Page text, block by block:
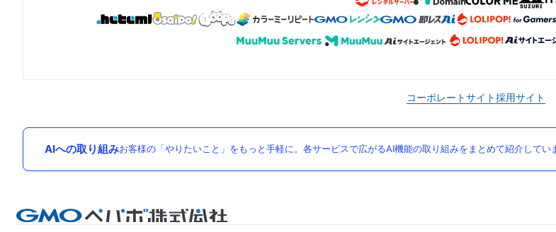
コーポレートサイト採用サイト
AIへの取り組みお客様の「やりたいこと」をもっと手軽に。各サービスで広がるAI機能の取り組みをまとめて紹介してい